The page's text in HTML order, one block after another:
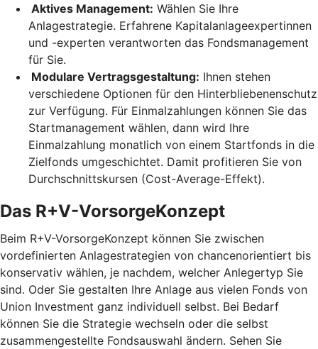
Aktives Management: Wählen Sie Ihre
Anlagestrategie. Erfahrene Kapitalanlageexpertinnen
und -experten verantworten das Fondsmanagement
für Sie.
Modulare Vertragsgestaltung: Ihnen stehen
verschiedene Optionen für den Hinterbliebenenschutz
zur Verfügung. Für Einmalzahlungen können Sie das
Startmanagement wählen, dann wird Ihre
Einmalzahlung monatlich von einem Startfonds in die
Zielfonds umgeschichtet. Damit profitieren Sie von
Durchschnittskursen (Cost-Average-Effekt).
Das R+V-VorsorgeKonzept
Beim R+V-VorsorgeKonzept können Sie zwischen
vordefinierten Anlagestrategien von chancenorientiert bis
konservativ wählen, je nachdem, welcher Anlegertyp Sie
sind. Oder Sie gestalten Ihre Anlage aus vielen Fonds von
Union Investment ganz individuell selbst. Bei Bedarf
können Sie die Strategie wechseln oder die selbst
zusammengestellte Fondsauswahl ändern. Sehen Sie